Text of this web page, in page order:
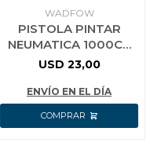
WADFOW
PISTOLA PINTAR
NEUMATICA 1000CC
BOQUILLA 1.5MM
USD 23,00
ENVÍO EN EL DÍA